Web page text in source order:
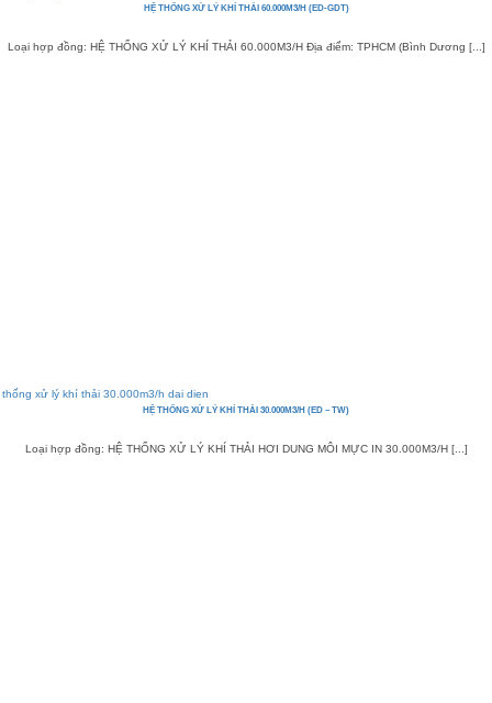
HỆ THỐNG XỬ LÝ KHÍ THẢI 60.000M3/H (ED-GDT)
Loại hợp đồng: HỆ THỐNG XỬ LÝ KHÍ THẢI 60.000M3/H Địa điểm: TPHCM (Bình Dương [...]
HỆ THỐNG XỬ LÝ KHÍ THẢI 30.000M3/H (ED – TW)
Loại hợp đồng: HỆ THỐNG XỬ LÝ KHÍ THẢI HƠI DUNG MÔI MỰC IN 30.000M3/H [...]